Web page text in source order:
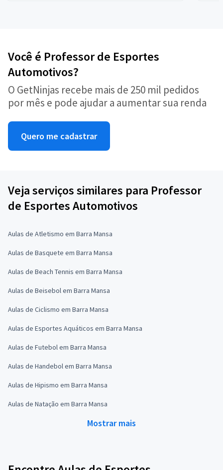
Você é Professor de Esportes
Automotivos?
O GetNinjas recebe mais de 250 mil pedidos
por mês e pode ajudar a aumentar sua renda
Quero me cadastrar
Veja serviços similares para Professor
de Esportes Automotivos
Aulas de Atletismo em Barra Mansa
Aulas de Basquete em Barra Mansa
Aulas de Beach Tennis em Barra Mansa
Aulas de Beisebol em Barra Mansa
Aulas de Ciclismo em Barra Mansa
Aulas de Esportes Aquáticos em Barra Mansa
Aulas de Futebol em Barra Mansa
Aulas de Handebol em Barra Mansa
Aulas de Hipismo em Barra Mansa
Aulas de Natação em Barra Mansa
Mostrar mais